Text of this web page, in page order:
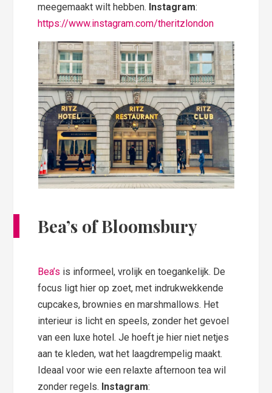
meegemaakt wilt hebben. Instagram:
https://www.instagram.com/theritzlondon
Bea’s of Bloomsbury
Bea’s is informeel, vrolijk en toegankelijk. De
focus ligt hier op zoet, met indrukwekkende
cupcakes, brownies en marshmallows. Het
interieur is licht en speels, zonder het gevoel
van een luxe hotel. Je hoeft je hier niet netjes
aan te kleden, wat het laagdrempelig maakt.
Ideaal voor wie een relaxte afternoon tea wil
zonder regels. Instagram: